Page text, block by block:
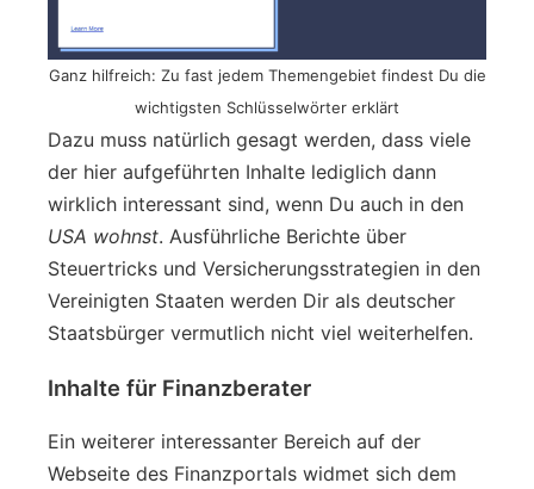
Ganz hilfreich: Zu fast jedem Themengebiet findest Du die
wichtigsten Schlüsselwörter erklärt
Dazu muss natürlich gesagt werden, dass viele
der hier aufgeführten Inhalte lediglich dann
wirklich interessant sind, wenn Du auch in den
USA wohnst. Ausführliche Berichte über
Steuertricks und Versicherungsstrategien in den
Vereinigten Staaten werden Dir als deutscher
Staatsbürger vermutlich nicht viel weiterhelfen.
Inhalte für Finanzberater
Ein weiterer interessanter Bereich auf der
Webseite des Finanzportals widmet sich dem